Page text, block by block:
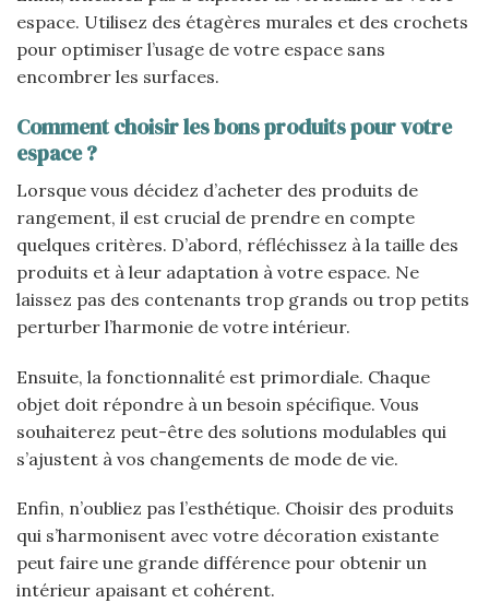
espace. Utilisez des étagères murales et des crochets
pour optimiser l’usage de votre espace sans
encombrer les surfaces.
Comment choisir les bons produits pour votre
espace ?
Lorsque vous décidez d’acheter des produits de
rangement, il est crucial de prendre en compte
quelques critères. D’abord, réfléchissez à la taille des
produits et à leur adaptation à votre espace. Ne
laissez pas des contenants trop grands ou trop petits
perturber l’harmonie de votre intérieur.
Ensuite, la fonctionnalité est primordiale. Chaque
objet doit répondre à un besoin spécifique. Vous
souhaiterez peut-être des solutions modulables qui
s’ajustent à vos changements de mode de vie.
Enfin, n’oubliez pas l’esthétique. Choisir des produits
qui s’harmonisent avec votre décoration existante
peut faire une grande différence pour obtenir un
intérieur apaisant et cohérent.